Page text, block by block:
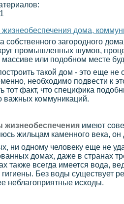
дома,
собственного загородного
промышленных шумов,
или подобном месте
такой дом - это еще не
необходимо подвести к
тот факт, что специфика
важных коммуникаций.
жизнеобеспечения имеют
жильцам каменного века,
ни одному человеку еще не
домах, даже в странах
также всегда имеется вода,
гигиены. Без воды существует
неблагоприятные исходы.